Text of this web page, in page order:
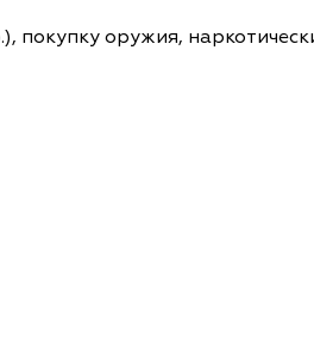
покупку оружия,